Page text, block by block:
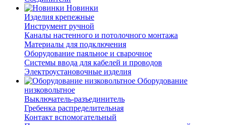
Новинки
Изделия крепежные
Инструмент ручной
Каналы настенного и потолочного монтажа
Материалы для подключения
Оборудование паяльное и сварочное
Системы ввода для кабелей и проводов
Электроустановочные изделия
Оборудование
низковольтное
Выключатель-разъединитель
Гребенка распределительная
Контакт вспомогательный